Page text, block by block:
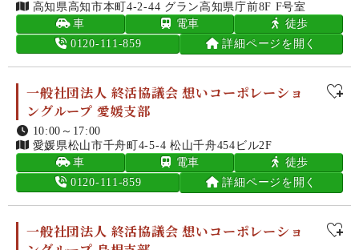
高知県高知市本町4-2-44 グラン高知県庁前8F F号室
車
電車
徒歩
0120-111-859
詳細ページを開く
一般社団法人 終活協議会 想いコーポレーショ
ングループ 愛媛支部
10:00～17:00
愛媛県松山市千舟町4-5-4 松山千舟454ビル2F
車
電車
徒歩
0120-111-859
詳細ページを開く
一般社団法人 終活協議会 想いコーポレーショ